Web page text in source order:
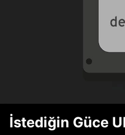
İstediğin Güce